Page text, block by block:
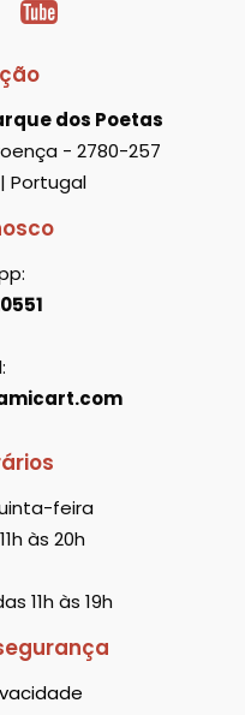
dos Poetas
- 2780-257
Portugal
feira
às 20h
11h às 19h